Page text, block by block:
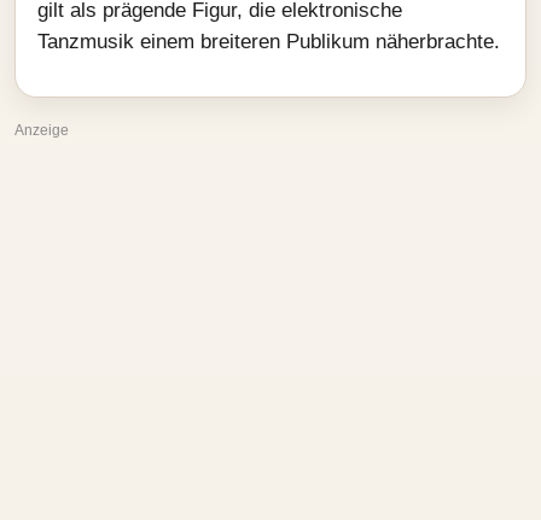
gilt als prägende Figur, die elektronische
Tanzmusik einem breiteren Publikum näherbrachte.
Anzeige